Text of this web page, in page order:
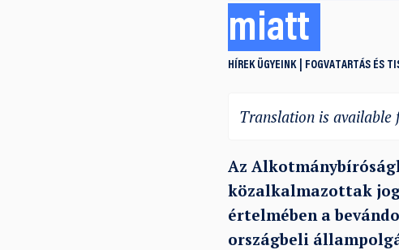
miatt
HÍREK ÜGYEINK FOGVATARTÁS ÉS
Translation is available
Az
közalkalmazottak
értelmében a
országbeli